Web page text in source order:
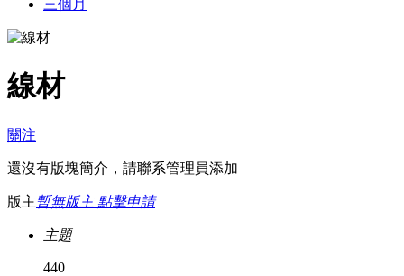
三個月
線材
關注
還沒有版塊簡介，請聯系管理員添加
版主暫無版主 點擊申請
主題
440